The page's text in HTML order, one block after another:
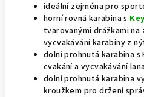
ideální zejména pro
horní rovná karabina s
tvarovanými drážkami na
vycvakávání karabiny z
dolní prohnutá karabina s
cvakání a vycvakávání
dolní prohnutá karabina
kroužkem pro držení